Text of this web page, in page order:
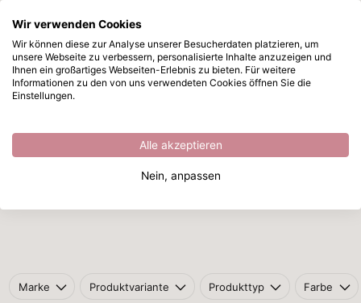
Zum Hauptinhalt springen
Sofort ab Lager lieferbar
Aufbewahrung und Organisation
Startseite / Aufbewahrung und Organisation
Marke Produktvariante Produkttyp Farbe
Wir verwenden Cookies
Wir können diese zur Analyse unserer Besucherdaten platzieren, um
unsere Webseite zu verbessern, personalisierte Inhalte anzuzeigen und
Ihnen ein großartiges Webseiten-Erlebnis zu bieten. Für weitere
Informationen zu den von uns verwendeten Cookies öffnen Sie die
Einstellungen.
Alle akzeptieren
Nein, anpassen